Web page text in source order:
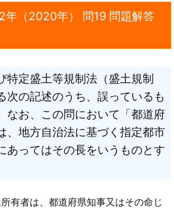
年（2020年） 問19 問題解答
特定盛土等規制法（盛土規制
次の記述のうち、誤っているも
なお、この問において「都道府
、地方自治法に基づく指定都市
あってはその長をいうものとす
有者は、都道府県知事又はその命じ